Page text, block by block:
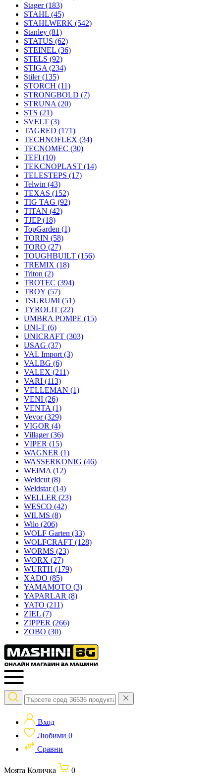
Stager(183)
STAHL (45)
STAHLWERK (542)
Stanley (81)
STATUS (62)
STEINEL (36)
STELS (92)
STIGA (234)
Stiler(135)
STORCH (11)
STRONGBOLD (7)
STRUNA (20)
STS (21)
SVELT (3)
TAGRED (171)
TECHNOFLEX (34)
TECNOMEC (30)
TEFI (10)
TEKCNOPLAST (14)
TELESTEPS (17)
Telwin (43)
TEXAS (152)
TIG TAG (92)
TITAN (42)
TJEP(18)
TopGarden (1)
TORIN (58)
TORO (27)
TOUGHBUILT (156)
TREMIX (18)
Triton (2)
TROTEC (394)
TROY (57)
TSURUMI (51)
TYROLIT (22)
UMBRA POMPE (15)
UNI-T (6)
UNICRAFT (303)
USAG (37)
VAL Import (3)
VALBG (6)
VALEX (211)
VARI (113)
VELLEMAN (1)
VENI (26)
VENTA (1)
Vevor(329)
VIGOR (4)
Villager(36)
VIPER (15)
WAGNER (1)
WASSERKONIG (46)
WEIMA (12)
Weldcut (8)
Weldstar(14)
WELLER (23)
WESCO (42)
WILMS (8)
Wilo (206)
WOLF Garten (33)
WOLFCRAFT (128)
WORMS (23)
WORX (27)
WURTH (179)
XADO (85)
YAMAMOTO (3)
YAPARLAR (8)
YATO (211)
ZIEL (7)
ZIPPER (266)
ZOBO (30)
Вход
Любими 0
Сравни
Моята Количка
0